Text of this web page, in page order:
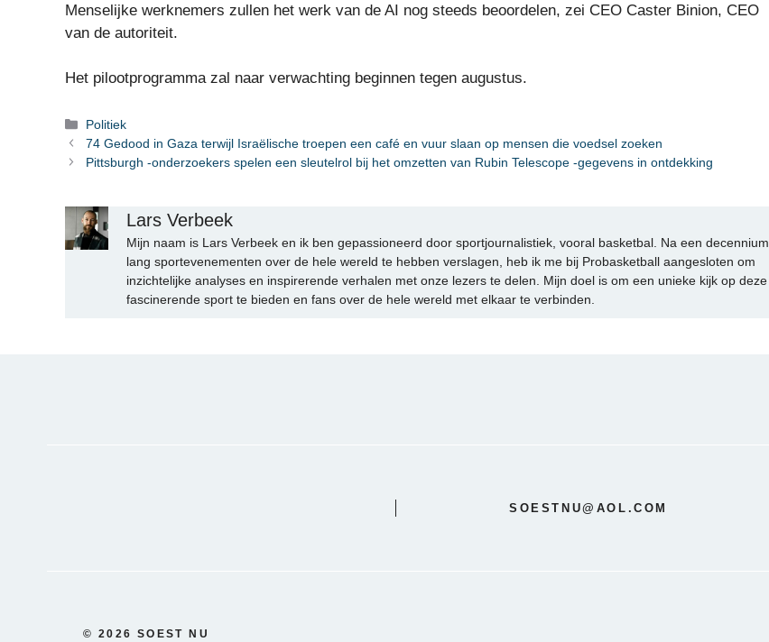
Menselijke werknemers zullen het werk van de AI nog steeds beoordelen, zei CEO Caster Binion, CEO
van de autoriteit.
Het pilootprogramma zal naar verwachting beginnen tegen augustus.
Categorieën
Politiek
74 Gedood in Gaza terwijl Israëlische troepen een café en vuur slaan op mensen die voedsel zoeken
Pittsburgh -onderzoekers spelen een sleutelrol bij het omzetten van Rubin Telescope -gegevens in ontdekking
Lars Verbeek
Mijn naam is Lars Verbeek en ik ben gepassioneerd door sportjournalistiek, vooral basketbal. Na een decennium
lang sportevenementen over de hele wereld te hebben verslagen, heb ik me bij Probasketball aangesloten om
inzichtelijke analyses en inspirerende verhalen met onze lezers te delen. Mijn doel is om een unieke kijk op deze
fascinerende sport te bieden en fans over de hele wereld met elkaar te verbinden.
SOESTNU@AOL.COM
© 2026 SOEST NU